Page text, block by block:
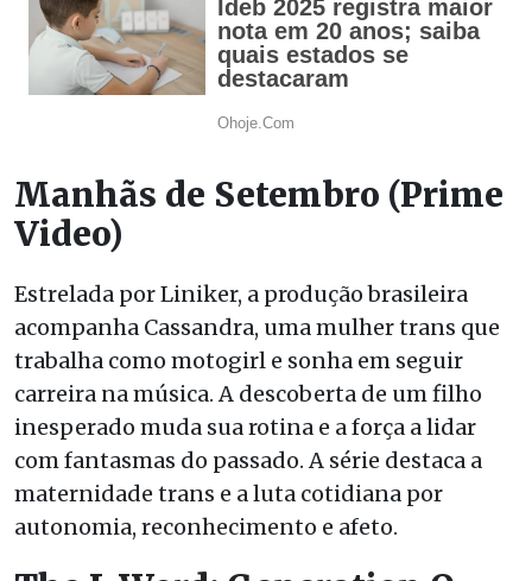
Manhãs de Setembro (Prime
Video)
Estrelada por Liniker, a produção brasileira
acompanha Cassandra, uma mulher trans que
trabalha como motogirl e sonha em seguir
carreira na música. A descoberta de um filho
inesperado muda sua rotina e a força a lidar
com fantasmas do passado. A série destaca a
maternidade trans e a luta cotidiana por
autonomia, reconhecimento e afeto.